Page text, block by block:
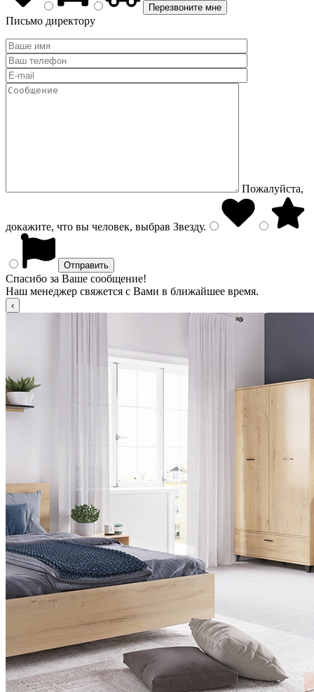
Письмо директору
Пожалуйста,
докажите, что вы человек, выбрав Звезду.
Спасибо за Ваше сообщение!
Наш менеджер свяжется с Вами в ближайшее время.